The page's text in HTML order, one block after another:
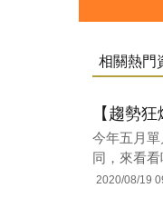
相關熱門
【趨勢
今年五月
同，來看
2020/08/19